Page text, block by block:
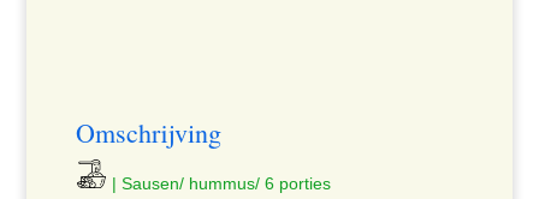
Omschrijving
| Sausen/ hummus/ 6 porties